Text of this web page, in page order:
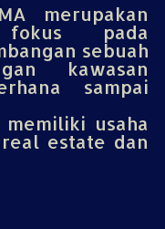
merupakan
pada
sebuah
kawasan
sampai
memiliki usaha
estate dan